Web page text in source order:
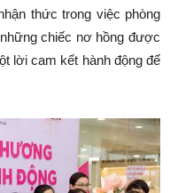
thức trong việc phòng
chiếc nơ hồng được
lời cam kết hành động để